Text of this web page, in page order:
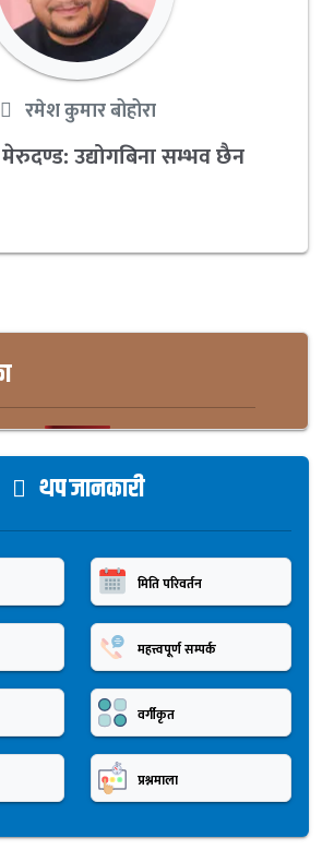
रमेश कुमार बोहोरा
मेरुदण्ड: उद्योगबिना सम्भव छैन
थप जानकारी
मिति परिवर्तन
महत्त्वपूर्ण सम्पर्क
वर्गीकृत
प्रश्नमाला